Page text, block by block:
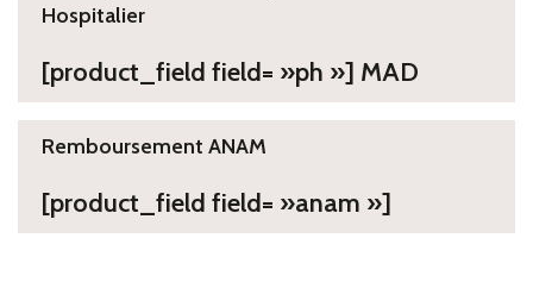
Hospitalier
[product_field field= »ph »] MAD
Remboursement ANAM
[product_field field= »anam »]